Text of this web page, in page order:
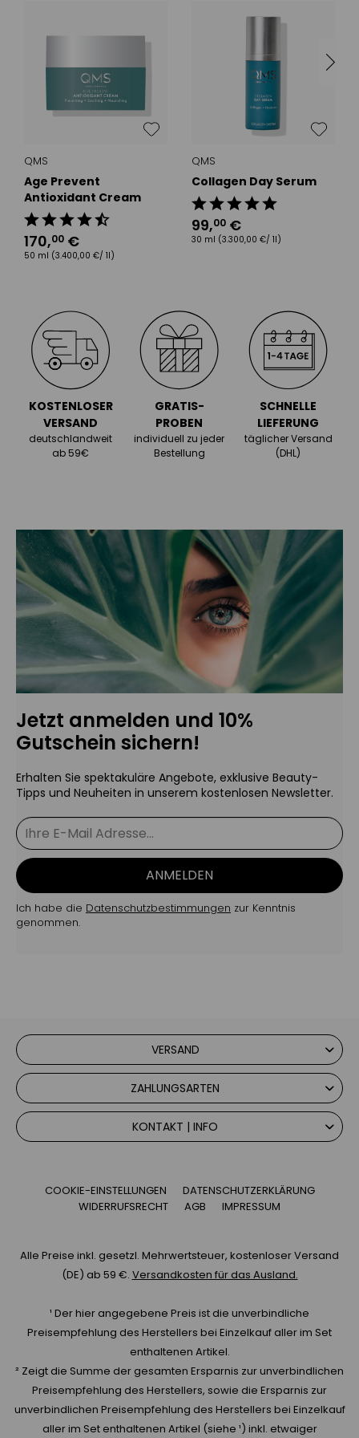
QMS
Age Prevent
Antioxidant Cream
170,00 €
50 ml (3.400,00 €/ 1l)
QMS
Collagen Day Serum
99,00 €
30 ml (3.300,00 €/ 1l)
KOSTENLOSER
VERSAND
deutschlandweit
ab 59€
GRATIS-
PROBEN
individuell zu jeder
Bestellung
SCHNELLE
LIEFERUNG
täglicher Versand
(DHL)
Jetzt anmelden und 10%
Gutschein sichern!
Erhalten Sie spektakuläre Angebote, exklusive Beauty-
Tipps und Neuheiten in unserem kostenlosen Newsletter.
ANMELDEN
Ich habe die Datenschutzbestimmungen zur Kenntnis
genommen.
VERSAND
ZAHLUNGSARTEN
KONTAKT | INFO
COOKIE-EINSTELLUNGEN
DATENSCHUTZERKLÄRUNG
WIDERRUFSRECHT
AGB IMPRESSUM
Alle Preise inkl. gesetzl. Mehrwertsteuer, kostenloser Versand
(DE) ab 59 €. Versandkosten für das Ausland.
¹ Der hier angegebene Preis ist die unverbindliche
Preisempfehlung des Herstellers bei Einzelkauf aller im Set
enthaltenen Artikel.
² Zeigt die Summe der gesamten Ersparnis zur unverbindlichen
Preisempfehlung des Herstellers, sowie die Ersparnis zur
unverbindlichen Preisempfehlung des Herstellers bei Einzelkauf
aller im Set enthaltenen Artikel (siehe ¹) inkl. etwaiger